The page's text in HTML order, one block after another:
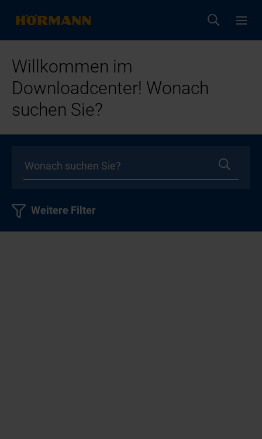
Willkommen im
Downloadcenter! Wonach
suchen Sie?
Weitere Filter